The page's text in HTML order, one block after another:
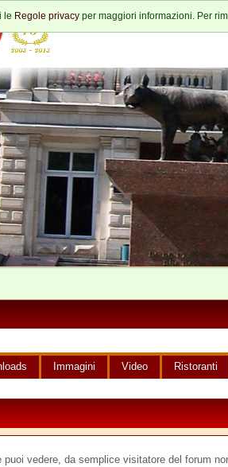
le Regole privacy per maggiori informazioni. Per
Immagini Video Ristoranti
puoi vedere, da semplice visitatore del forum